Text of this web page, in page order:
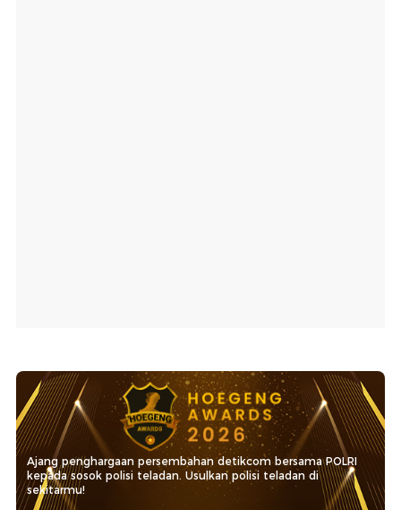
Ajang penghargaan persembahan detikcom bersama POLRI
kepada sosok polisi teladan. Usulkan polisi teladan di
sekitarmu!